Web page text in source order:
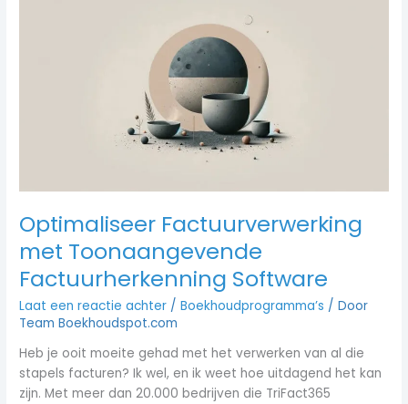
Optimaliseer Factuurverwerking
met Toonaangevende
Factuurherkenning Software
Laat een reactie achter /Boekhoudprogramma’s / Door
Team Boekhoudspot.com
Heb je ooit moeite gehad met het verwerken van al die
stapels facturen? Ik wel, en ik weet hoe uitdagend het kan
zijn. Met meer dan 20.000 bedrijven die TriFact365